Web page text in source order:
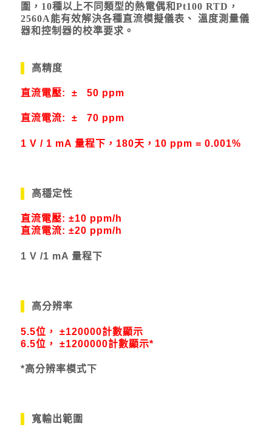
圍，10種以上不同類型的熱電偶和Pt100 RTD，
2560A能有效解決各種直流模擬儀表、 溫度測量儀
器和控制器的校準要求。
高精度
直流電壓: ± 50 ppm
直流電流: ± 70 ppm
1 V / 1 mA 量程下，180天，10 ppm = 0.001%
高穩定性
直流電壓: ±10 ppm/h
直流電流: ±20 ppm/h
1 V /1 mA 量程下
高分辨率
5.5位， ±120000計數顯示
6.5位， ±1200000計數顯示*
*高分辨率模式下
寬輸出範圍